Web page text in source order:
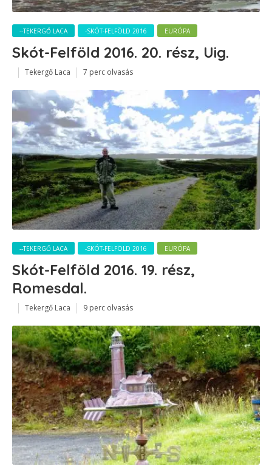
--TEKERGŐ LACA -SKÓT-FELFÖLD 2016 EURÓPA
Skót-Felföld 2016. 20. rész, Uig.
Tekergő Laca 7 perc olvasás
--TEKERGŐ LACA -SKÓT-FELFÖLD 2016 EURÓPA
Skót-Felföld 2016. 19. rész,
Romesdal.
Tekergő Laca 9 perc olvasás